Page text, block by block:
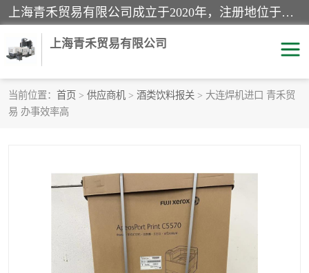
上海青禾贸易有限公司成立于2020年，注册地位于上海市宝山区。经营范围包括：机械设备、五金制品、劳防用品、电子产品、塑胶制品、家具、模具、纺织品、仪器仪表、建筑材料、装饰材料、化工产品、金属制品、机车配件等货物进出口报关、清关服务。
上海青禾贸易有限公司
当前位置： 首页 > 供应商机 > 酒类饮料报关 > 大连焊机进口 青禾贸
易 办事效率高
酒类饮料报关
快递清关 进口杂货清关
机床进口清关
国际灯具清关